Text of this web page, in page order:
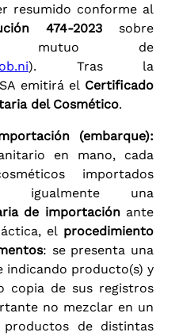
resumido conforme al
474-2023sobre
mutuo de
). Tras la
emitirá el Certificado
del Cosmético.
(embarque):
en mano, cada
importados
igualmente una
de importaciónante
el procedimiento
: se presenta una
producto(s) y
copia de sus registros
no mezclar en un
de distintas